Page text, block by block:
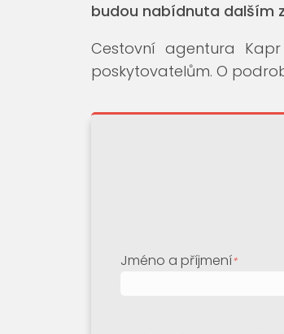
budou nabídnuta dalším
Cestovní agentura
poskytovatelům. O
Jméno a příjmení*